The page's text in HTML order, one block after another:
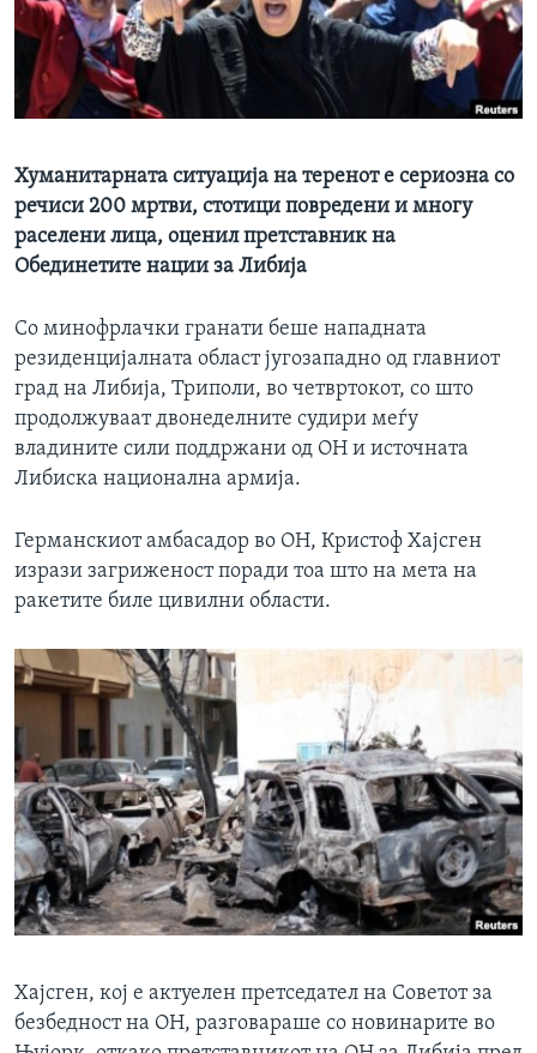
ИНТЕРВЈУА
Јазици
Хуманитарната ситуација на теренот е сериозна со
речиси 200 мртви, стотици повредени и многу
раселени лица, оценил претставник на
Обединетите нации за Либија
Со минофрлачки гранати беше нападната
резиденцијалната област југозападно од главниот
град на Либија, Триполи, во четвртокот, со што
продолжуваат двонеделните судири меѓу
владините сили поддржани од ОН и источната
Либиска национална армија.
Германскиот амбасадор во ОН, Кристоф Хајсген
изрази загриженост поради тоа што на мета на
ракетите биле цивилни области.
Хајсген, кој е актуелен претседател на Советот за
безбедност на ОН, разговараше со новинарите во